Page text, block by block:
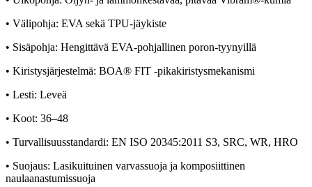
• Välipohja: EVA sekä TPU-jäykiste
• Sisäpohja: Hengittävä EVA-pohjallinen poron-tyynyillä
• Kiristysjärjestelmä: BOA® FIT -pikakiristysmekanismi
• Lesti: Leveä
• Koot: 36–48
• Turvallisuusstandardi: EN ISO 20345:2011 S3, SRC, WR, HRO
• Suojaus: Lasikuituinen varvassuoja ja komposiittinen
naulaanastumissuoja